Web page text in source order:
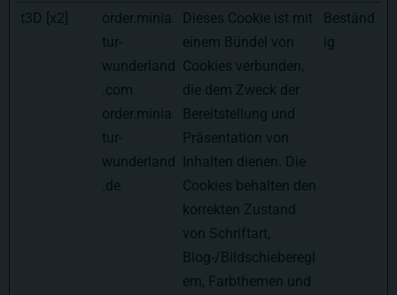
t3D [x2]
order.minia
tur-
wunderland
.com
order.minia
tur-
wunderland
.de
Dieses Cookie ist mit
einem Bündel von
Cookies verbunden,
die dem Zweck der
Bereitstellung und
Präsentation von
Inhalten dienen. Die
Cookies behalten den
korrekten Zustand
von Schriftart,
Blog-/Bildschieberegl
ern, Farbthemen und
Beständ
ig